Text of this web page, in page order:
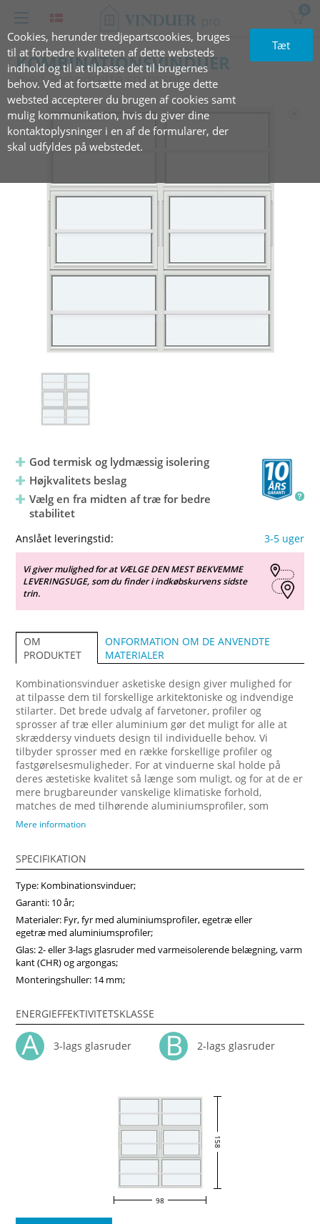
Cookies, herunder tredjepartscookies, bruges
til at forbedre kvaliteten af dette websteds
indhold og til at tilpasse det til brugernes
behov. Ved at fortsætte med at bruge dette
websted accepterer du brugen af cookies samt
mulig kommunikation, hvis du giver dine
kontaktoplysninger i en af de formularer, der
skal udfyldes på webstedet.
Tæt
0
KOMBINATIONSVINDUER
med‏‏‎ 3‏‏‎ ‎vandrette‏‏‎ ‎sprosser
God termisk og lydmæssig isolering
Højkvalitets beslag
Vælg en fra midten af træ for bedre
stabilitet
Anslået leveringstid: 3-5 uger
Vi giver mulighed for at VÆLGE DEN MEST BEKVEMME
LEVERINGSUGE, som du finder i indkøbskurvens sidste
trin.
OM
PRODUKTET
ONFORMATION OM DE ANVENDTE
MATERIALER
Kombinationsvinduer asketiske design giver mulighed for
at tilpasse dem til forskellige arkitektoniske og indvendige
stilarter. Det brede udvalg af farvetoner, profiler og
sprosser af træ eller aluminium gør det muligt for alle at
skræddersy vinduets design til individuelle behov. Vi
tilbyder sprosser med en række forskellige profiler og
fastgørelsesmuligheder. For at vinduerne skal holde på
deres æstetiske kvalitet så længe som muligt, og for at de er
mere brugbareunder vanskelige klimatiske forhold,
matches de med tilhørende aluminiumsprofiler, som
fastgøres på ydersiden. Forvandl dit hjem med vores
at vælge vores produkter fra midten af træ, som vil sikre
større produktstabilitet, holdbarhed og i høj grad forlænge
produktets levetid. Køb vinduer i Vinduerpro onlinebutik til
billige priser. Vi sikrer høj kombinationsvindue kvalitet og
hurtig levering.
Mere information
SPECIFIKATION
Type: Kombinationsvinduer;
Garanti: 10 år;
Materialer: Fyr, fyr med aluminiumsprofiler, egetræ eller
egetræ med aluminiumsprofiler;
Glas: 2- eller 3-lags glasruder med varmeisolerende belægning, varm
kant (CHR) og argongas;
Monteringshuller: 14 mm;
ENERGIEFFEKTIVITETSKLASSE
3-lags glasruder 2-lags glasruder
158
98